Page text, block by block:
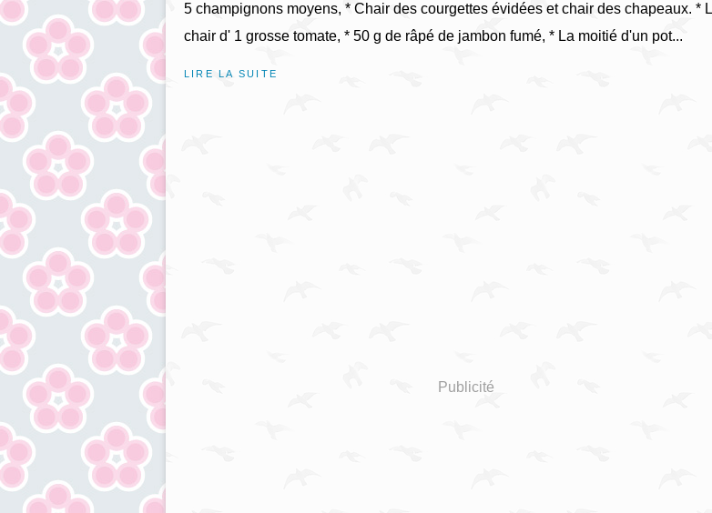
5 champignons moyens, * Chair des courgettes évidées et chair des chapeaux. *
chair d' 1 grosse tomate, * 50 g de râpé de jambon fumé, * La moitié d'un pot...
LIRE LA SUITE
Publicité